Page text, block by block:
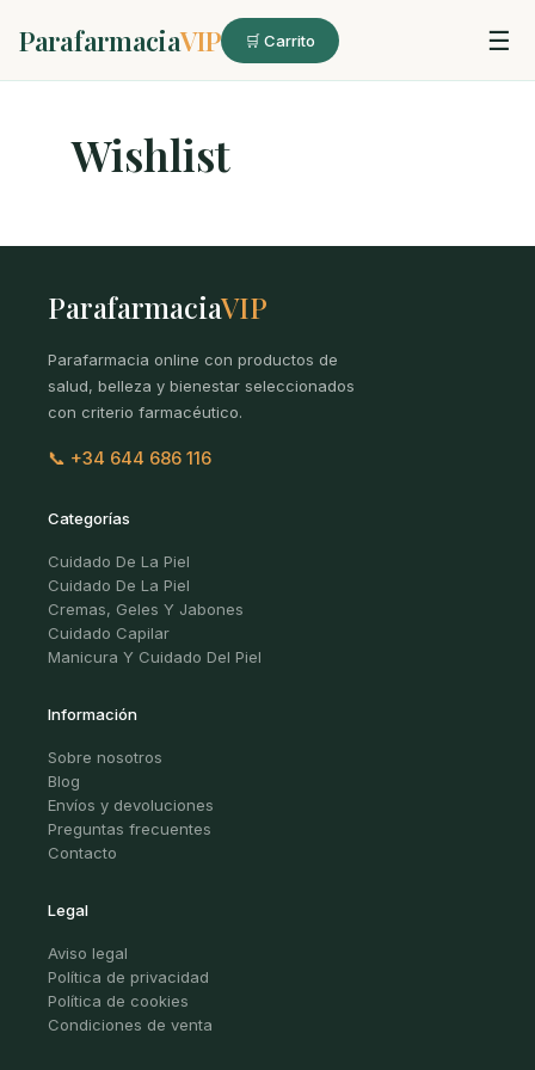
ParafarmaciaVIP 🛒 Carrito ☰
Wishlist
ParafarmaciaVIP
Parafarmacia online con productos de
salud, belleza y bienestar seleccionados
con criterio farmacéutico.
📞 +34 644 686 116
Categorías
Cuidado De La Piel
Cuidado De La Piel
Cremas, Geles Y Jabones
Cuidado Capilar
Manicura Y Cuidado Del Piel
Información
Sobre nosotros
Blog
Envíos y devoluciones
Preguntas frecuentes
Contacto
Legal
Aviso legal
Política de privacidad
Política de cookies
Condiciones de venta